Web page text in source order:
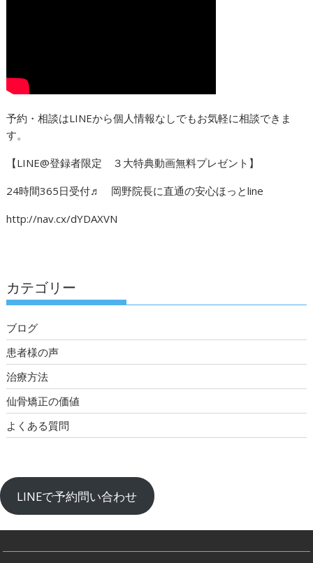
予約・相談はLINEから個人情報なしでもお気軽に相談できま
す。
【LINE@登録者限定 ３大特典動画無料プレゼント】
24時間365日受付♬ 岡野院長に直通の安心ほっとline
http://nav.cx/dYDAXVN
カテゴリー
ブログ
患者様の声
治療方法
仙骨矯正の価値
よくある質問
LINEで予約問い合わせ